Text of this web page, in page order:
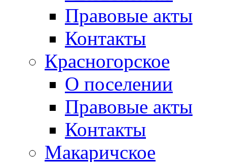
Правовые акты
Контакты
Красногорское
О поселении
Правовые акты
Контакты
Макаричское